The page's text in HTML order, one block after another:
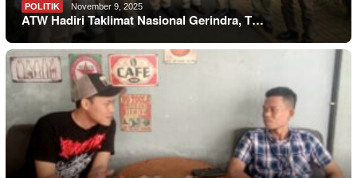
POLITIK November 9, 2025
ATW Hadiri Taklimat Nasional Gerindra, T…